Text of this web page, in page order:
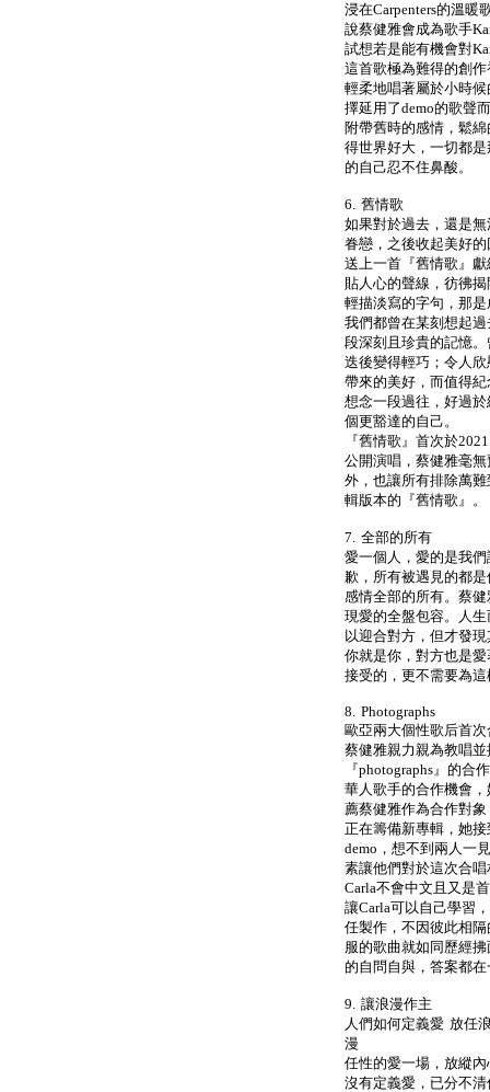
浸在Carpenters的溫暖
說蔡健雅會成為歌手
試想若是能有機會對
這首歌極為難得的創
輕柔地唱著屬於小時
擇延用了demo的歌聲
附帶舊時的感情，鬆
得世界好大，一切都
的自己忍不住鼻酸。
6. 舊情歌
如果對於過去，還是
眷戀，之後收起美好
送上一首『舊情歌』
貼人心的聲線，彷彿
輕描淡寫的字句，那
我們都曾在某刻想起
段深刻且珍貴的記憶
迭後變得輕巧；令人
帶來的美好，而值得
想念一段過往，好過
個更豁達的自己。
『舊情歌』首次於
公開演唱，蔡健雅毫
外，也讓所有排除萬
輯版本的『舊情歌』。
7. 全部的所有
愛一個人，愛的是我
歉，所有被遇見的都
感情全部的所有。蔡
現愛的全盤包容。人
以迎合對方，但才發
你就是你，對方也是
接受的，更不需要為
8. Photographs
歐亞兩大個性歌后首
蔡健雅親力親為教唱
『photographs』的合
華人歌手的合作機會
薦蔡健雅作為合作對
正在籌備新專輯，她
demo，想不到兩人一
素讓他們對於這次合
Carla不會中文且又是
讓Carla可以自己學習
任製作，不因彼此相
服的歌曲就如同歷經
的自問自與，答案都
9. 讓浪漫作主
人們如何定義愛 放任
漫
任性的愛一場，放縱
沒有定義愛，已分不